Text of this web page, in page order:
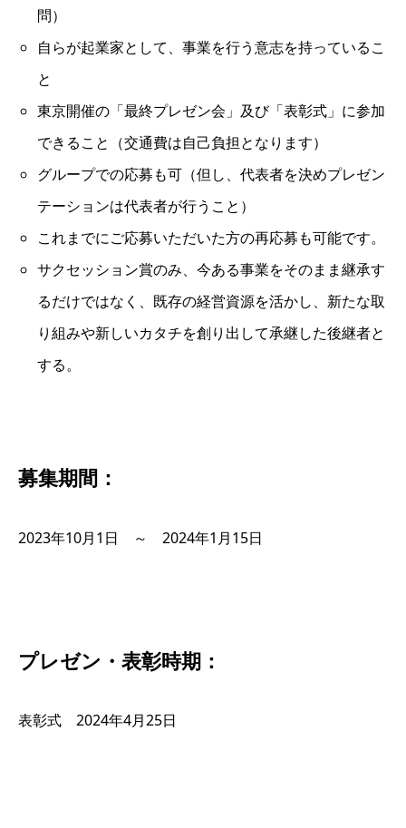
問）
自らが起業家として、事業を行う意志を持っているこ
と
東京開催の「最終プレゼン会」及び「表彰式」に参加
できること（交通費は自己負担となります）
グループでの応募も可（但し、代表者を決めプレゼン
テーションは代表者が行うこと）
これまでにご応募いただいた方の再応募も可能です。
サクセッション賞のみ、今ある事業をそのまま継承す
るだけではなく、既存の経営資源を活かし、新たな取
り組みや新しいカタチを創り出して承継した後継者と
する。
募集期間：
2023年10月1日 ～ 2024年1月15日
プレゼン・表彰時期：
表彰式 2024年4月25日